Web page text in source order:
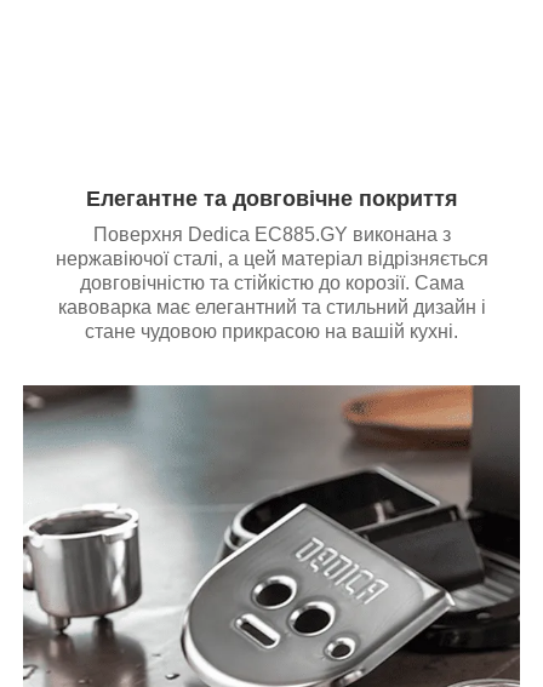
Елегантне та довговічне покриття
Поверхня Dedica EC885.GY виконана з
нержавіючої сталі, а цей матеріал відрізняється
довговічністю та стійкістю до корозії. Сама
кавоварка має елегантний та стильний дизайн і
стане чудовою прикрасою на вашій кухні.